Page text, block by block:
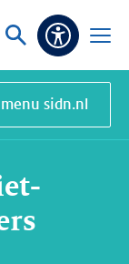
Vraag
zoek
Open
menu sidn.nl